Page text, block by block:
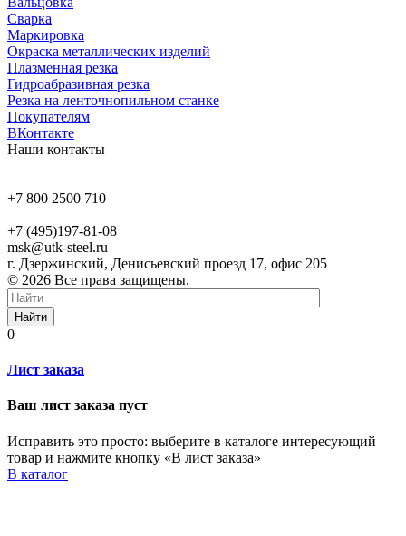
Сварка
Маркировка
Окраска металлических изделий
Плазменная резка
Гидроабразивная резка
Резка на ленточнопильном станке
Покупателям
ВКонтакте
Наши контакты
+7 800 2500 710
+7 (495)197-81-08
msk@utk-steel.ru
г. Дзержинский, Денисьевский проезд 17, офис 205
© 2026 Все права защищены.
Найти
0
Лист заказа
Ваш лист заказа пуст
Исправить это просто: выберите в каталоге интересующий
товар и нажмите кнопку «В лист заказа»
В каталог